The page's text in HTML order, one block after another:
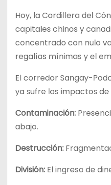
Hoy, la Cordillera del
capitales chinos y
concentrado con nulo
regalías mínimas y el
El corredor Sangay-
ya sufre los impactos
Contaminación:
abajo.
Destrucción:
División: El ingreso de